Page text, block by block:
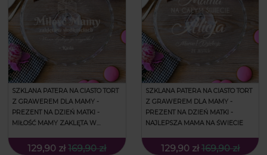
SZKLANA PATERA NA CIASTO TORT
Z GRAWEREM DLA MAMY -
PREZENT NA DZIEŃ MATKI -
MIŁOŚĆ MAMY ZAKLĘTA W
129,90 zł 169,90 zł
SZKLANA PATERA NA CIASTO TORT
Z GRAWEREM DLA MAMY -
PREZENT NA DZIEŃ MATKI -
NAJLEPSZA MAMA NA ŚWIECIE
129,90 zł 169,90 zł